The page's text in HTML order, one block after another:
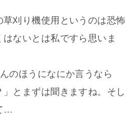
刈り機使用というのは恐怖
ないとは私ですら思いま
のほうになにか言うなら
」とまずは聞きますね。そし
…